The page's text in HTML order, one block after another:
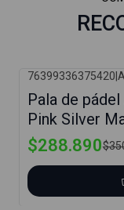
76399336375420
Pala de
Pink Silver
$288.890